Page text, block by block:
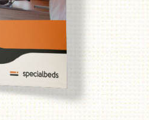
gemakkelijke stappen op
knop "Start uw aanvraag"
op.